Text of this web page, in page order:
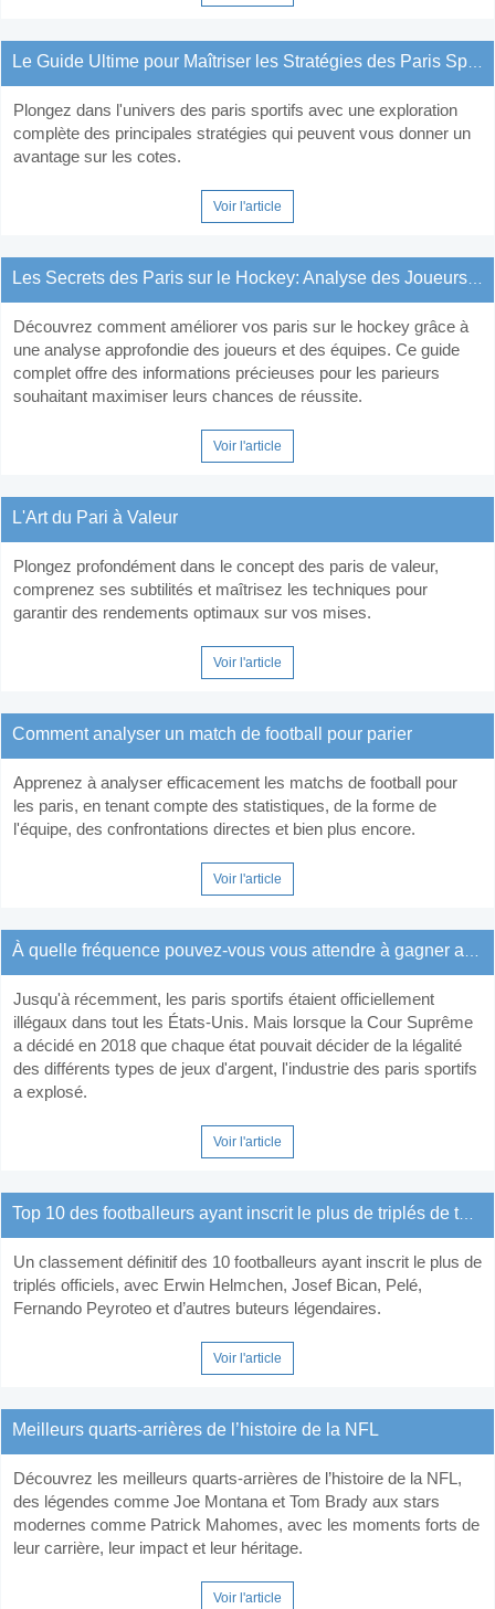
Plongez dans l'univers des paris sportifs avec une exploration
complète des principales stratégies qui peuvent vous donner un
avantage sur les cotes.
Voir l'article
Découvrez comment améliorer vos paris sur le hockey grâce à
une analyse approfondie des joueurs et des équipes. Ce guide
complet offre des informations précieuses pour les parieurs
souhaitant maximiser leurs chances de réussite.
Voir l'article
L'Art du Pari à Valeur
Plongez profondément dans le concept des paris de valeur,
comprenez ses subtilités et maîtrisez les techniques pour
garantir des rendements optimaux sur vos mises.
Voir l'article
Comment analyser un match de football pour parier
Apprenez à analyser efficacement les matchs de football pour
les paris, en tenant compte des statistiques, de la forme de
l'équipe, des confrontations directes et bien plus encore.
Voir l'article
Jusqu'à récemment, les paris sportifs étaient officiellement
illégaux dans tout les États-Unis. Mais lorsque la Cour Suprême
a décidé en 2018 que chaque état pouvait décider de la légalité
des différents types de jeux d'argent, l'industrie des paris sportifs
a explosé.
Voir l'article
Top 10 des footballeurs ayant inscrit le plus de triplés de tous les temps
Un classement définitif des 10 footballeurs ayant inscrit le plus de
triplés officiels, avec Erwin Helmchen, Josef Bican, Pelé,
Fernando Peyroteo et d’autres buteurs légendaires.
Voir l'article
Meilleurs quarts-arrières de l’histoire de la NFL
Découvrez les meilleurs quarts-arrières de l’histoire de la NFL,
des légendes comme Joe Montana et Tom Brady aux stars
modernes comme Patrick Mahomes, avec les moments forts de
leur carrière, leur impact et leur héritage.
Voir l'article